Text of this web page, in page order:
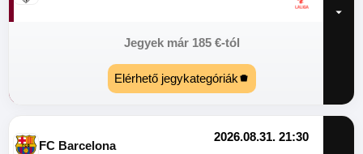
Jegyek már 185 €-tól
Elérhető jegykategóriák
FC Barcelona
2026.08.31. 21:30